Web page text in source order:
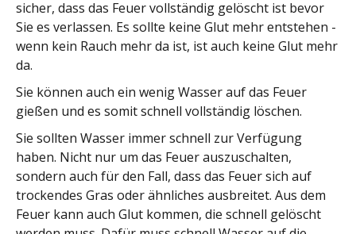
sicher, dass das Feuer vollständig gelöscht ist bevor
Sie es verlassen. Es sollte keine Glut mehr entstehen -
wenn kein Rauch mehr da ist, ist auch keine Glut mehr
da.
Sie können auch ein wenig Wasser auf das Feuer
gießen und es somit schnell vollständig löschen.
Sie sollten Wasser immer schnell zur Verfügung
haben. Nicht nur um das Feuer auszuschalten,
sondern auch für den Fall, dass das Feuer sich auf
trockendes Gras oder ähnliches ausbreitet. Aus dem
Feuer kann auch Glut kommen, die schnell gelöscht